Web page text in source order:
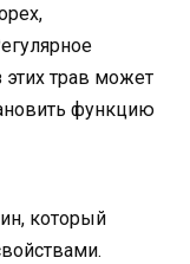
этих трав может
функцию
который